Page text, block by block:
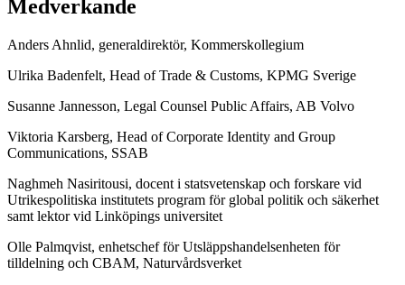
Medverkande
Anders Ahnlid, generaldirektör, Kommerskollegium
Ulrika Badenfelt, Head of Trade & Customs, KPMG Sverige
Susanne Jannesson, Legal Counsel Public Affairs, AB Volvo
Viktoria Karsberg, Head of Corporate Identity and Group
Communications, SSAB
Naghmeh Nasiritousi, docent i statsvetenskap och forskare vid
Utrikespolitiska institutets program för global politik och säkerhet
samt lektor vid Linköpings universitet
Olle Palmqvist, enhetschef för Utsläppshandelsenheten för
tilldelning och CBAM, Naturvårdsverket